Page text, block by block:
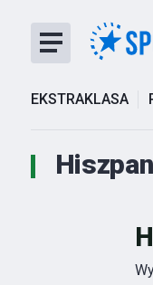
EKSTRAKLASA